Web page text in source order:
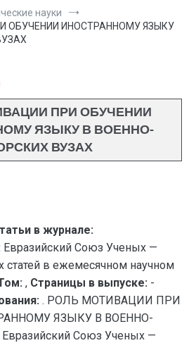
науки
ОБУЧЕНИИ ИНОСТРАННОМУ ЯЗЫКУ
ПРИ ОБУЧЕНИИ
ЯЗЫКУ В ВОЕННО-
ВУЗАХ
в журнале:
Евразийский Союз Ученых —
статей в ежемесячном научном
, Страницы в выпуске: -
. РОЛЬ МОТИВАЦИИ ПРИ
ЯЗЫКУ В ВОЕННО-
Союз Ученых —